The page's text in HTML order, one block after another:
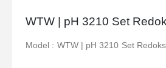
WTW | pH 3210 Set
Model : WTW | pH 3210 Set